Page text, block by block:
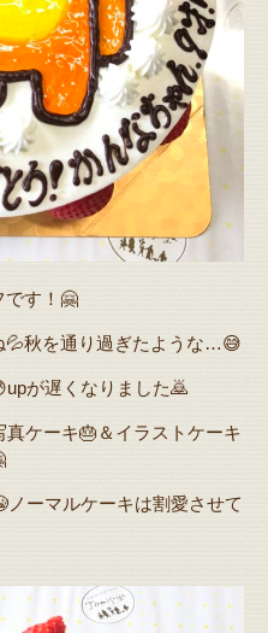
です！🤗
💦秋を通り過ぎたような…😅
が遅くなりました🙇
ケーキ🎂＆イラストケーキ
ーマルケーキは割愛させて